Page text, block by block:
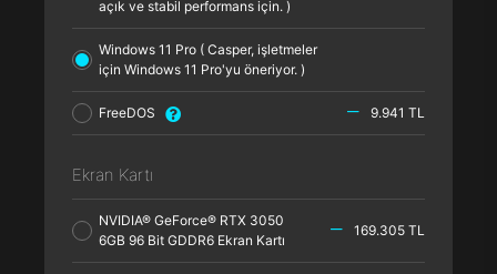
açık ve stabil performans için. )
Windows 11 Pro ( Casper, işletmeler
için Windows 11 Pro'yu öneriyor. )
FreeDOS 9.941 TL
Ekran Kartı
NVIDIA® GeForce® RTX 3050
6GB 96 Bit GDDR6 Ekran Kartı
169.305 TL